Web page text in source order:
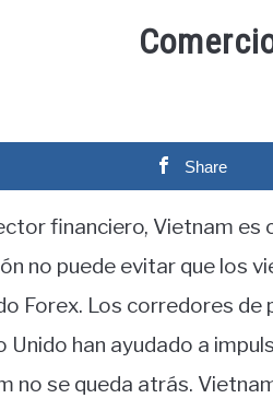
Share
financiero, Vietnam
no puede evitar que los
Forex. Los corredores
Unido han ayudado a
no se queda atrás.